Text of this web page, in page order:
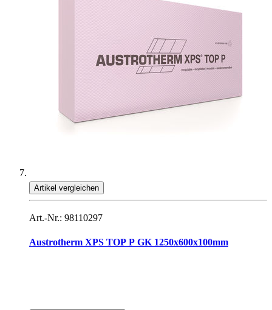
Artikel vergleichen
Art.-Nr.: 98110297
Austrotherm XPS TOP P GK 1250x600x100mm